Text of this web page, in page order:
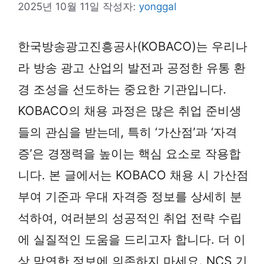
2025년 10월 11일 작성자: yonggal
한국방송광고진흥공사(KOBACO)는 우리나
라 방송 광고 산업의 발전과 공정한 유통 환
경 조성을 선도하는 중요한 기관입니다.
KOBACO의 채용 과정은 많은 취업 준비생
들의 관심을 받는데, 특히 ‘가산점’과 ‘자격
증’은 경쟁력을 높이는 핵심 요소로 작용합
니다. 본 글에서는 KOBACO 채용 시 가산점
부여 기준과 우대 자격증 정보를 상세히 분
석하여, 여러분의 성공적인 취업 전략 수립
에 실질적인 도움을 드리고자 합니다. 더 이
상 막연한 정보에 의존하지 마세요. NCS 기